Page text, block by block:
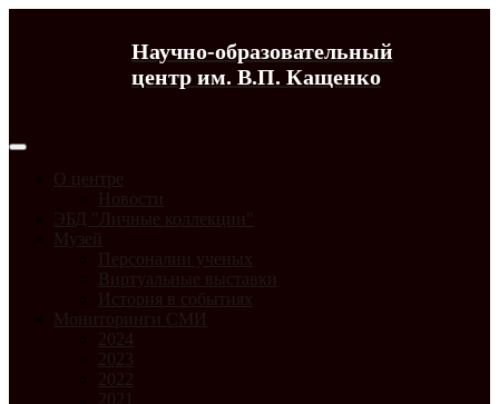
Научно-образовательный
центр им. В.П. Кащенко
О центре
Новости
ЭБД "Личные коллекции"
Музей
Персоналии ученых
Виртуальные выставки
История в событиях
Мониторинги СМИ
2024
2023
2022
2021